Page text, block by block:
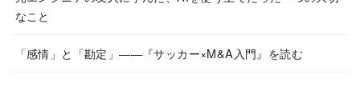
なこと
「感情」と「勘定」——『サッカー×M&A入門』を読む